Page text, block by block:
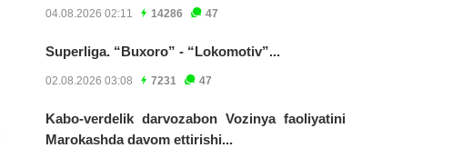
04.08.2026 02:11 14286 47
Superliga. “Buxoro” - “Lokomotiv”...
02.08.2026 03:08 7231 47
Kabo-verdelik darvozabon Vozinya faoliyatini
Marokashda davom ettirishi...